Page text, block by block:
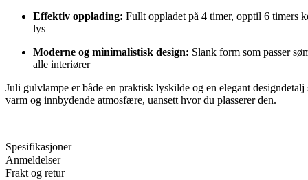
Effektiv opplading: Fullt oppladet på 4 timer, opptil 6 timers
lys
Moderne og minimalistisk design: Slank form som passer
alle interiører
Juli gulvlampe er både en praktisk lyskilde og en elegant designdetalj
varm og innbydende atmosfære, uansett hvor du plasserer den.
Spesifikasjoner
Anmeldelser
Frakt og retur